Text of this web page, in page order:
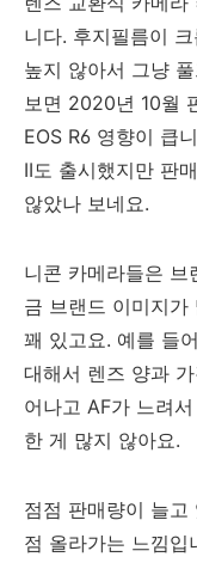
니다. 후지필름이
높지 않아서 그냥
보면 2020년 10월
EOS R6 영향이 큽
II도 출시했지만 판
않았나 보네요.
니콘 카메라들은 브
금 브랜드 이미지가
꽤 있고요. 예를 들
대해서 렌즈 양과
어나고 AF가 느려
한 게 많지 않아요.
점점 판매량이 늘고
점 올라가는 느낌입